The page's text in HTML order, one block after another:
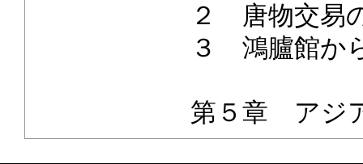
２ 唐物交易
３ 鴻臚館か
第５章 アジ